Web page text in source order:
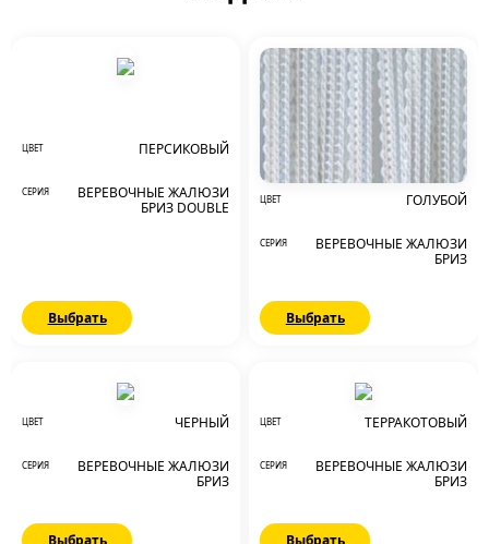
ЦВЕТ ПЕРСИКОВЫЙ
СЕРИЯ
ВЕРЕВОЧНЫЕ ЖАЛЮЗИ
БРИЗ DOUBLE
Выбрать
ЦВЕТ ГОЛУБОЙ
СЕРИЯ
ВЕРЕВОЧНЫЕ ЖАЛЮЗИ
БРИЗ
Выбрать
ЦВЕТ ЧЕРНЫЙ
СЕРИЯ
ВЕРЕВОЧНЫЕ ЖАЛЮЗИ
БРИЗ
ЦВЕТ ТЕРРАКОТОВЫЙ
СЕРИЯ
ВЕРЕВОЧНЫЕ ЖАЛЮЗИ
БРИЗ